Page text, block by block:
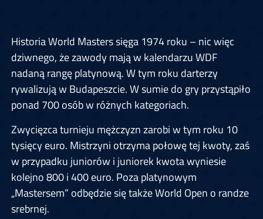
Historia World Masters sięga 1974 roku – nic więc
dziwnego, że zawody mają w kalendarzu WDF
nadaną rangę platynową. W tym roku darterzy
rywalizują w Budapeszcie. W sumie do gry przystąpiło
ponad 700 osób w różnych kategoriach.
Zwycięzca turnieju mężczyzn zarobi w tym roku 10
tysięcy euro. Mistrzyni otrzyma połowę tej kwoty, zaś
w przypadku juniorów i juniorek kwota wyniesie
kolejno 800 i 400 euro. Poza platynowym
„Mastersem” odbędzie się także World Open o randze
srebrnej.